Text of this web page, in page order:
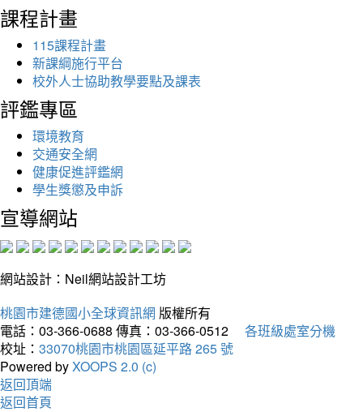
課程計畫
115課程計畫
新課綱施行平台
校外人士協助教學要點及課表
評鑑專區
環境教育
交通安全網
健康促進評鑑網
學生獎懲及申訴
宣導網站
網站設計：Neil網站設計工坊
桃園市建德國小全球資訊網 版權所有
電話：03-366-0688 傳真：03-366-0512
各班級處室分機
校址： 33070桃園市桃園區延平路 265 號
Powered byXOOPS 2.0 (c)
返回頂端
返回首頁